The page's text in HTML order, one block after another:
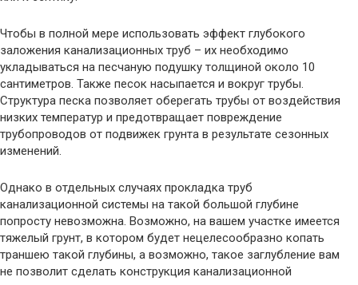
Чтобы в полной мере использовать эффект глубокого
заложения канализационных труб – их необходимо
укладываться на песчаную подушку толщиной около 10
сантиметров. Также песок насыпается и вокруг трубы.
Структура песка позволяет оберегать трубы от воздействия
низких температур и предотвращает повреждение
трубопроводов от подвижек грунта в результате сезонных
изменений.
Однако в отдельных случаях прокладка труб
канализационной системы на такой большой глубине
попросту невозможна. Возможно, на вашем участке имеется
тяжелый грунт, в котором будет нецелесообразно копать
траншею такой глубины, а возможно, такое заглубление вам
не позволит сделать конструкция канализационной